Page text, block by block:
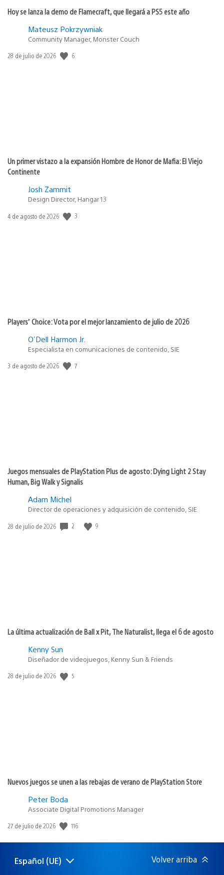
Hoy se lanza la demo de Flamecraft, que llegará a PS5 este año
Mateusz Pokrzywniak
Community Manager, Monster Couch
Fecha
28 de julio de 2026 6
Un primer vistazo a la expansión Hombre de Honor de Mafia: El Viejo
Continente
Josh Zammit
Design Director, Hangar 13
Fecha
4 de agosto de 2026 3
Players’ Choice: Vota por el mejor lanzamiento de julio de 2026
O'Dell Harmon Jr.
Especialista en comunicaciones de contenido, SIE
Fecha
3 de agosto de 2026 7
Juegos mensuales de PlayStation Plus de agosto: Dying Light 2 Stay
Human, Big Walk y Signalis
Adam Michel
Director de operaciones y adquisición de contenido, SIE
Fecha
28 de julio de 2026 2 9
La última actualización de Ball x Pit, The Naturalist, llega el 6 de agosto
Kenny Sun
Diseñador de videojuegos, Kenny Sun & Friends
Fecha
28 de julio de 2026 5
Nuevos juegos se unen a las rebajas de verano de PlayStation Store
Peter Boda
Associate Digital Promotions Manager
Fecha
publicación:
27 de julio de 2026 116
Selecciona
Región
Español (UE) Volver arriba